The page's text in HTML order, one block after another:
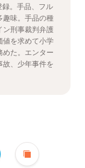
。手品、フル
趣味。手品の種
ン刑事裁判弁護
値を求めて小学
た。エンター
故、少年事件を